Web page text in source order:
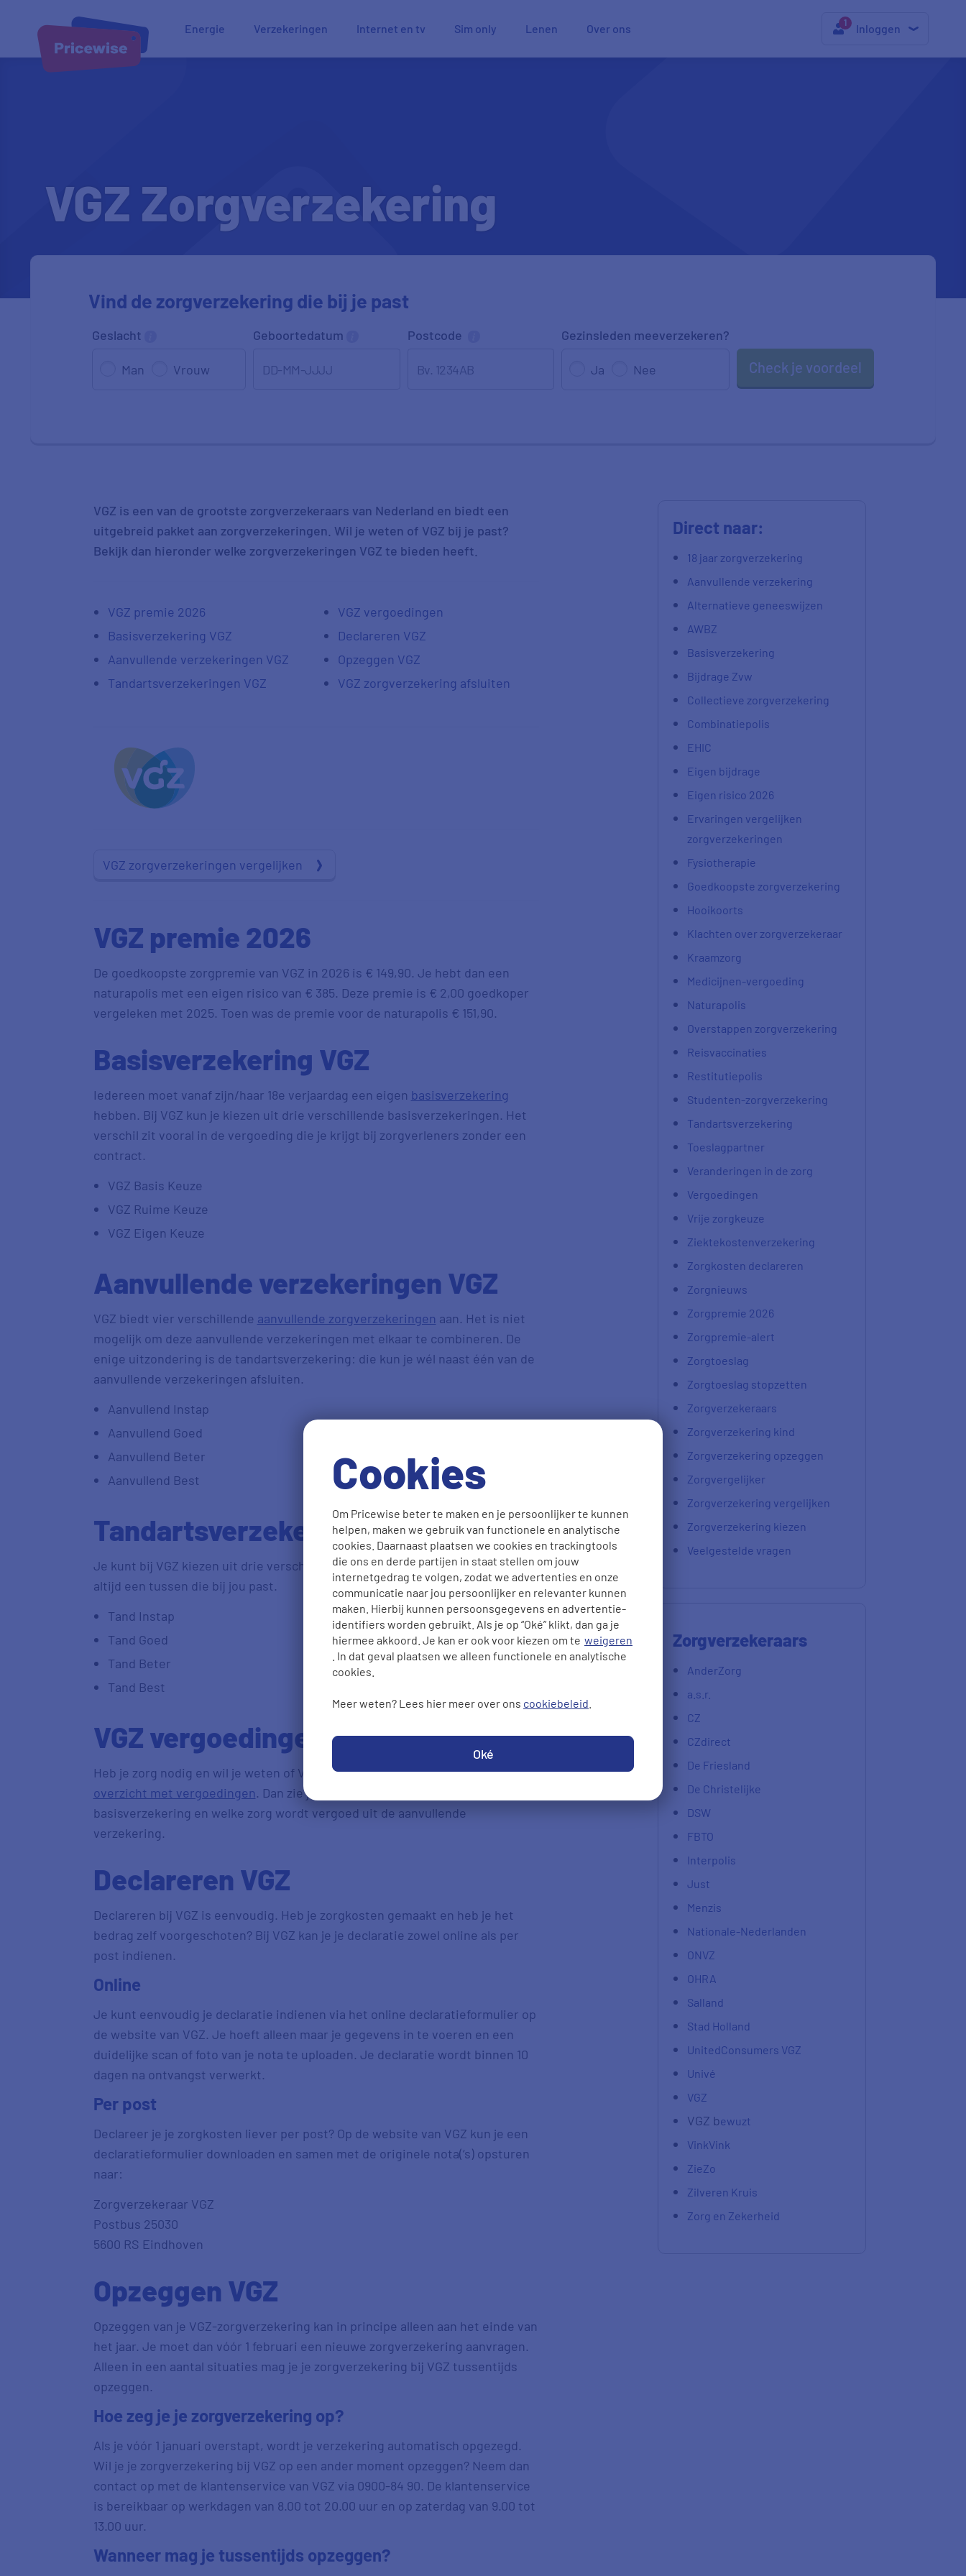
Cookies
Om Pricewise beter te maken en je persoonlijker te kunnen
helpen, maken we gebruik van functionele en analytische
cookies. Daarnaast plaatsen we cookies en trackingtools
die ons en derde partijen in staat stellen om jouw
internetgedrag te volgen, zodat we advertenties en onze
communicatie naar jou persoonlijker en relevanter kunnen
maken. Hierbij kunnen persoonsgegevens en advertentie-
identifiers worden gebruikt. Als je op “Oké” klikt, dan ga je
hiermee akkoord. Je kan er ook voor kiezen om te weigeren
. In dat geval plaatsen we alleen functionele en analytische
cookies.
Meer weten? Lees hier meer over ons cookiebeleid
Oké
Energie Verzekeringen Internet en tv Sim only Lenen Over ons Inloggen
VGZ Zorgverzekering
Vind de zorgverzekering die bij je past
Geslacht
Man Vrouw
Geboortedatum
DD-MM-JJJJ
Postcode Gezinsleden meeverzekeren?
Ja Nee Check je voordeel
VGZ is een van de grootste zorgverzekeraars van Nederland en biedt een
uitgebreid pakket aan zorgverzekeringen. Wil je weten of VGZ bij je past?
Bekijk dan hieronder welke zorgverzekeringen VGZ te bieden heeft.
VGZ premie 2026
Basisverzekering VGZ
Aanvullende verzekeringen VGZ
Tandartsverzekeringen VGZ
VGZ vergoedingen
Declareren VGZ
Opzeggen VGZ
VGZ zorgverzekering afsluiten
VGZ zorgverzekeringen vergelijken
VGZ premie 2026
De goedkoopste zorgpremie van VGZ in 2026 is € 149,90. Je hebt dan een
naturapolis met een eigen risico van € 385. Deze premie is € 2,00 goedkoper
vergeleken met 2025. Toen was de premie voor de naturapolis € 151,90.
Basisverzekering VGZ
Iedereen moet vanaf zijn/haar 18e verjaardag een eigen basisverzekering
hebben. Bij VGZ kun je kiezen uit drie verschillende basisverzekeringen. Het
verschil zit vooral in de vergoeding die je krijgt bij zorgverleners zonder een
contract.
VGZ Basis Keuze
VGZ Ruime Keuze
VGZ Eigen Keuze
Aanvullende verzekeringen VGZ
VGZ biedt vier verschillende aanvullende zorgverzekeringen aan. Het is niet
mogelijk om deze aanvullende verzekeringen met elkaar te combineren. De
enige uitzondering is de tandartsverzekering: die kun je wél naast één van de
aanvullende verzekeringen afsluiten.
Aanvullend Instap
Aanvullend Goed
Aanvullend Beter
Aanvullend Best
Tandartsverzekeringen VGZ
Je kunt bij VGZ kiezen uit drie verschillende tandartsverzekeringen. Zo zit er
altijd een tussen die bij jou past.
Tand Instap
Tand Goed
Tand Beter
Tand Best
VGZ vergoedingen
Heb je zorg nodig en wil je weten of VGZ dit vergoedt? Kijk dan in ons
overzicht met vergoedingen. Dan zie je welke zorg wordt vergoed uit de
basisverzekering en welke zorg wordt vergoed uit de aanvullende
verzekering.
Declareren VGZ
Declareren bij VGZ is eenvoudig. Heb je zorgkosten gemaakt en heb je het
bedrag zelf voorgeschoten? Bij VGZ kan je je declaratie zowel online als per
post indienen.
Online
Je kunt eenvoudig je declaratie indienen via het online declaratieformulier op
de website van VGZ. Je hoeft alleen maar je gegevens in te voeren en een
duidelijke scan of foto van je nota te uploaden. Je declaratie wordt binnen 10
dagen na ontvangst verwerkt.
Per post
Declareer je je zorgkosten liever per post? Op de website van VGZ kun je een
declaratieformulier downloaden en samen met de originele nota(‘s) opsturen
naar:
Zorgverzekeraar VGZ
Postbus 25030
5600 RS Eindhoven
Opzeggen VGZ
Opzeggen van je VGZ-zorgverzekering kan in principe alleen aan het einde van
het jaar. Je moet dan vóór 1 februari een nieuwe zorgverzekering aanvragen.
Alleen in een aantal situaties mag je je zorgverzekering bij VGZ tussentijds
opzeggen.
Hoe zeg je je zorgverzekering op?
Als je vóór 1 januari overstapt, wordt je verzekering automatisch opgezegd.
Wil je je zorgverzekering bij VGZ op een ander moment opzeggen? Neem dan
contact op met de klantenservice van VGZ via 0900-84 90. De klantenservice
is bereikbaar op werkdagen van 8.00 tot 20.00 uur en op zaterdag van 9.00 tot
13.00 uur.
Wanneer mag je tussentijds opzeggen?
Direct naar:
18 jaar zorgverzekering
Aanvullende verzekering
Alternatieve geneeswijzen
AWBZ
Basisverzekering
Bijdrage Zvw
Collectieve zorgverzekering
Combinatiepolis
EHIC
Eigen bijdrage
Eigen risico 2026
Ervaringen vergelijken
zorgverzekeringen
Fysiotherapie
Goedkoopste zorgverzekering
Hooikoorts
Klachten over zorgverzekeraar
Kraamzorg
Medicijnen-vergoeding
Naturapolis
Overstappen zorgverzekering
Reisvaccinaties
Restitutiepolis
Studenten-zorgverzekering
Tandartsverzekering
Toeslagpartner
Veranderingen in de zorg
Vergoedingen
Vrije zorgkeuze
Ziektekostenverzekering
Zorgkosten declareren
Zorgnieuws
Zorgpremie 2026
Zorgpremie-alert
Zorgtoeslag
Zorgtoeslag stopzetten
Zorgverzekeraars
Zorgverzekering kind
Zorgverzekering opzeggen
Zorgvergelijker
Zorgverzekering vergelijken
Zorgverzekering kiezen
Veelgestelde vragen
Zorgverzekeraars
AnderZorg
a.s.r.
CZ
CZdirect
De Friesland
De Christelijke
DSW
FBTO
Interpolis
Just
Menzis
Nationale-Nederlanden
ONVZ
OHRA
Salland
Stad Holland
UnitedConsumers VGZ
Univé
VGZ
VGZ bewuzt
VinkVink
ZieZo
Zilveren Kruis
Zorg en Zekerheid